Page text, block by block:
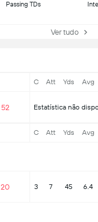
Passing TDs
Ver tudo
C Att Yds Avg
52 Estatística não
C Att Yds Avg
20 3 7 45 6.4